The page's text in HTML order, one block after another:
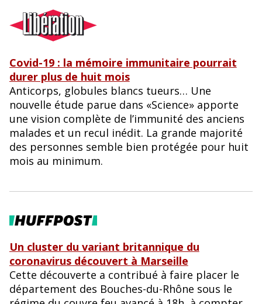
Covid-19 : la mémoire immunitaire pourrait
durer plus de huit mois
Anticorps, globules blancs tueurs… Une
nouvelle étude parue dans «Science» apporte
une vision complète de l’immunité des anciens
malades et un recul inédit. La grande majorité
des personnes semble bien protégée pour huit
mois au minimum.
Un cluster du variant britannique du
coronavirus découvert à Marseille
Cette découverte a contribué à faire placer le
département des Bouches-du-Rhône sous le